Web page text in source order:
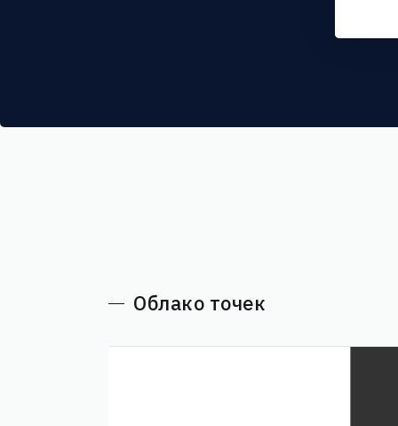
Облако точек